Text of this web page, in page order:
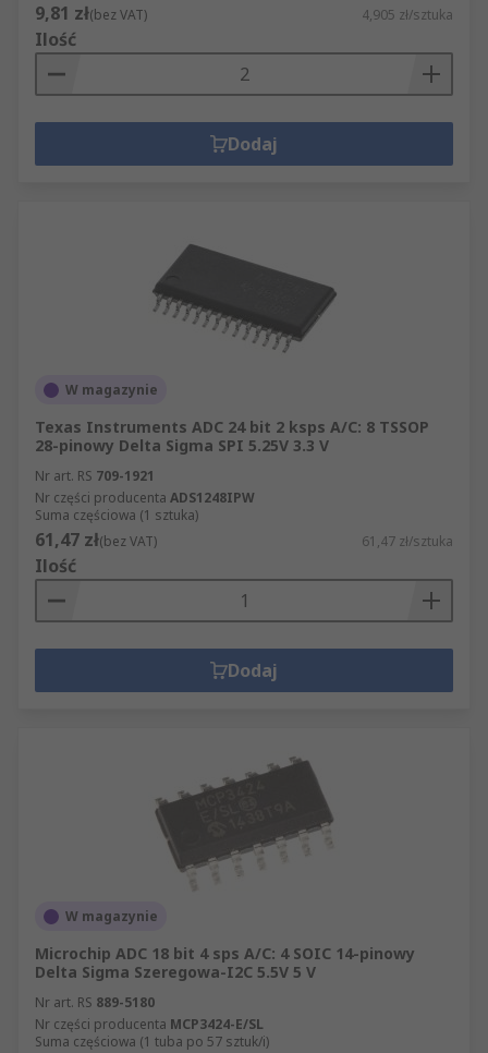
9,81 zł(bez VAT) 4,905 zł/sztuka
Ilość
Dodaj
W magazynie
Texas Instruments ADC 24 bit 2 ksps A/C: 8 TSSOP
28-pinowy Delta Sigma SPI 5.25V 3.3 V
Nr art. RS 709-1921
Nr części producenta ADS1248IPW
Suma częściowa (1 sztuka)
61,47 zł(bez VAT) 61,47 zł/sztuka
Ilość
Dodaj
W magazynie
Microchip ADC 18 bit 4 sps A/C: 4 SOIC 14-pinowy
Delta Sigma Szeregowa-I2C 5.5V 5 V
Nr art. RS 889-5180
Nr części producenta MCP3424-E/SL
Suma częściowa (1 tuba po 57 sztuk/i)